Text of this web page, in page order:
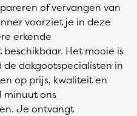
of vervangen van
voorziet je in deze
erkende
Het mooie is
dakgootspecialisten in
op prijs, kwaliteit en
minuut ons
Je ontvangt